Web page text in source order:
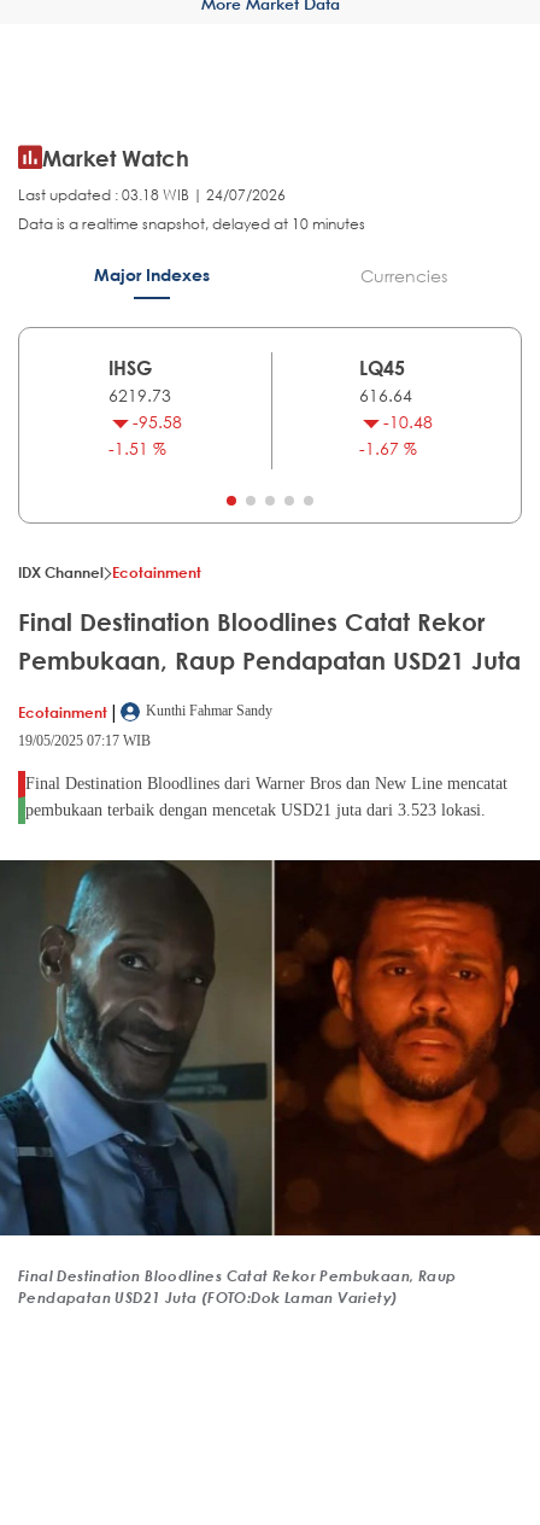
Market Watch
Last updated : 03.18 WIB | 24/07/2026
Data is a realtime snapshot, delayed at 10 minutes
Major Indexes Currencies
IHSG
6219.73
-95.58
-1.51 %
LQ45
616.64
-10.48
-1.67 %
IDX Channel Ecotainment
Final Destination Bloodlines Catat Rekor
Pembukaan, Raup Pendapatan USD21 Juta
Ecotainment |
Kunthi Fahmar Sandy
19/05/2025 07:17 WIB
Final Destination Bloodlines dari Warner Bros dan New Line mencatat
pembukaan terbaik dengan mencetak USD21 juta dari 3.523 lokasi.
Final Destination Bloodlines Catat Rekor Pembukaan, Raup
Pendapatan USD21 Juta (FOTO:Dok Laman Variety)